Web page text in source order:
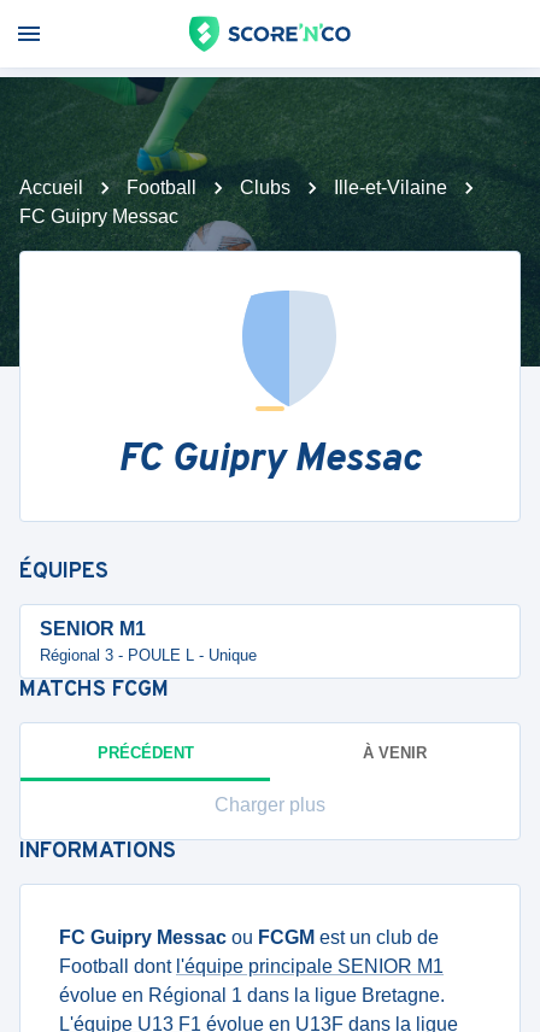
Accueil Football Clubs
Ille-et-Vilaine
FC Guipry Messac
FC Guipry Messac
ÉQUIPES
SENIOR M1
Régional 3 - POULE L - Unique
MATCHS FCGM
PRÉCÉDENT À VENIR
Charger plus
INFORMATIONS
FC Guipry Messac ou FCGM est un club de
Football dont l'équipe principale SENIOR M1
évolue en Régional 1 dans la ligue Bretagne.
L'équipe U13 F1 évolue en U13F dans la ligue